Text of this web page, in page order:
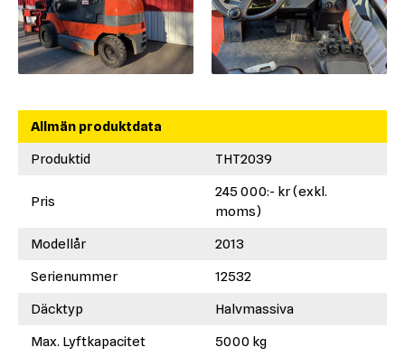
Allmän produktdata
Produktid
THT2039
Pris
245 000:- kr (exkl.
moms)
Modellår
2013
Serienummer
12532
Däcktyp
Halvmassiva
Max. Lyftkapacitet
5000 kg